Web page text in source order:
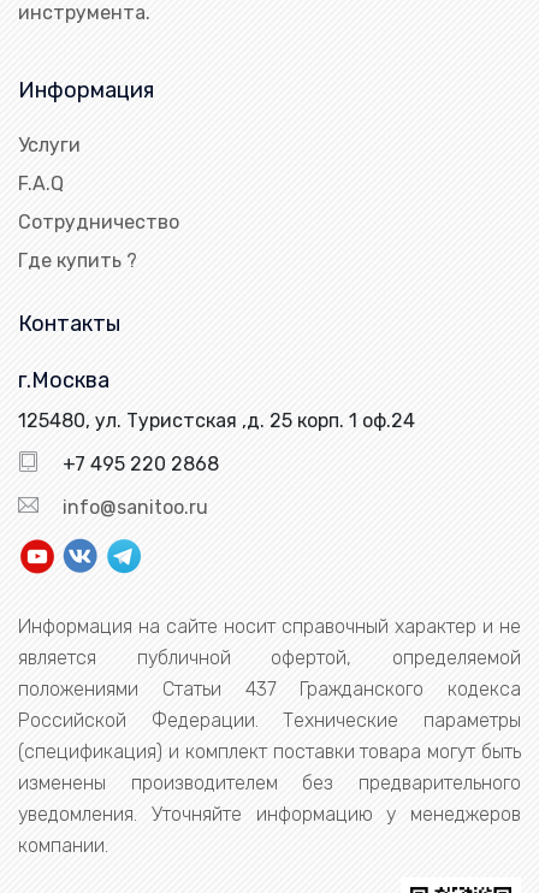
инструмента.
Информация
Услуги
F.A.Q
Сотрудничество
Где купить ?
Контакты
г.Москва
125480, ул. Туристская ,д. 25 корп. 1 оф.24
+7 495 220 2868
info@sanitoo.ru
Информация на сайте носит справочный характер и не
является публичной офертой, определяемой
положениями Статьи 437 Гражданского кодекса
Российской Федерации. Технические параметры
(спецификация) и комплект поставки товара могут быть
изменены производителем без предварительного
уведомления. Уточняйте информацию у менеджеров
компании.